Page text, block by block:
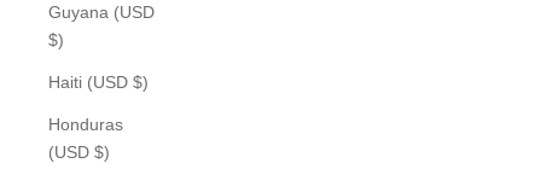
Guyana (USD
$)
Haiti (USD $)
Honduras
(USD $)